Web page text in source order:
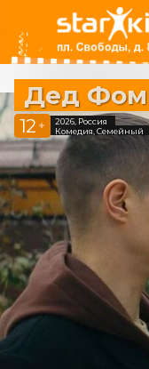
Дед
12 +
2026, Россия
Комедия, Семейный